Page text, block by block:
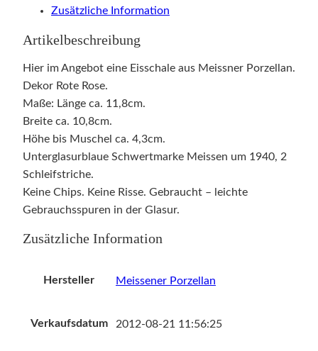
Zusätzliche Information
Artikelbeschreibung
Hier im Angebot eine Eisschale aus Meissner Porzellan.
Dekor Rote Rose.
Maße: Länge ca. 11,8cm.
Breite ca. 10,8cm.
Höhe bis Muschel ca. 4,3cm.
Unterglasurblaue Schwertmarke Meissen um 1940, 2
Schleifstriche.
Keine Chips. Keine Risse. Gebraucht – leichte
Gebrauchsspuren in der Glasur.
Zusätzliche Information
Hersteller Meissener Porzellan
Verkaufsdatum 2012-08-21 11:56:25